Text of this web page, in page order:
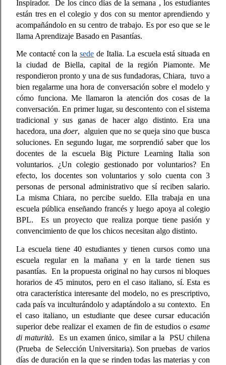
Inspirador.  De los cinco días de la semana , los estudiantes
están tres en el colegio y dos con su mentor aprendiendo y
acompañándolo en su centro de trabajo. Es por eso que se le
llama Aprendizaje Basado en Pasantías.
Me contacté con la sede de Italia. La escuela está situada en
la ciudad de Biella, capital de la región Piamonte. Me
respondieron pronto y una de sus fundadoras, Chiara,  tuvo a
bien regalarme una hora de conversación sobre el modelo y
cómo funciona. Me llamaron la atención dos cosas de la
conversación. En primer lugar, su descontento con el sistema
tradicional y sus ganas de hacer algo distinto. Era una
hacedora, una doer,  alguien que no se queja sino que busca
soluciones. En segundo lugar, me sorprendió saber que los
docentes de la escuela Big Picture Learning Italia son
voluntarios. ¿Un colegio gestionado por voluntarios? En
efecto, los docentes son voluntarios y solo cuenta con 3
personas de personal administrativo que sí reciben salario.
La misma Chiara, no percibe sueldo. Ella trabaja en una
escuela pública enseñando francés y luego apoya al colegio
BPL.  Es un proyecto que realiza porque tiene pasión y
convencimiento de que los chicos necesitan algo distinto.
La escuela tiene 40 estudiantes y tienen cursos como una
escuela regular en la mañana y en la tarde tienen sus
pasantías.  En la propuesta original no hay cursos ni bloques
horarios de 45 minutos, pero en el caso italiano, sí. Esta es
otra característica interesante del modelo, no es prescriptivo,
cada país va inculturándolo y adaptándolo a su contexto.  En
el caso italiano, un estudiante que desee cursar educación
superior debe realizar el examen de fin de estudios o esame
di maturità.  Es un examen único, similar a la  PSU chilena
(Prueba  de Selección Universitaria). Son pruebas  de varios
días de duración en la que se rinden todas las materias y con